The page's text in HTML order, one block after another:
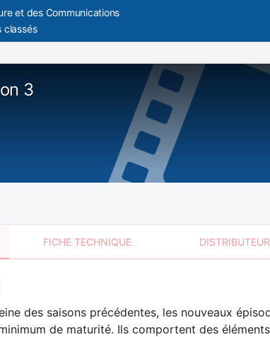
et des Communications
classés
3
FICHE TECHNIQUE
des saisons précédentes, les nouveaux
de maturité. Ils comportent des